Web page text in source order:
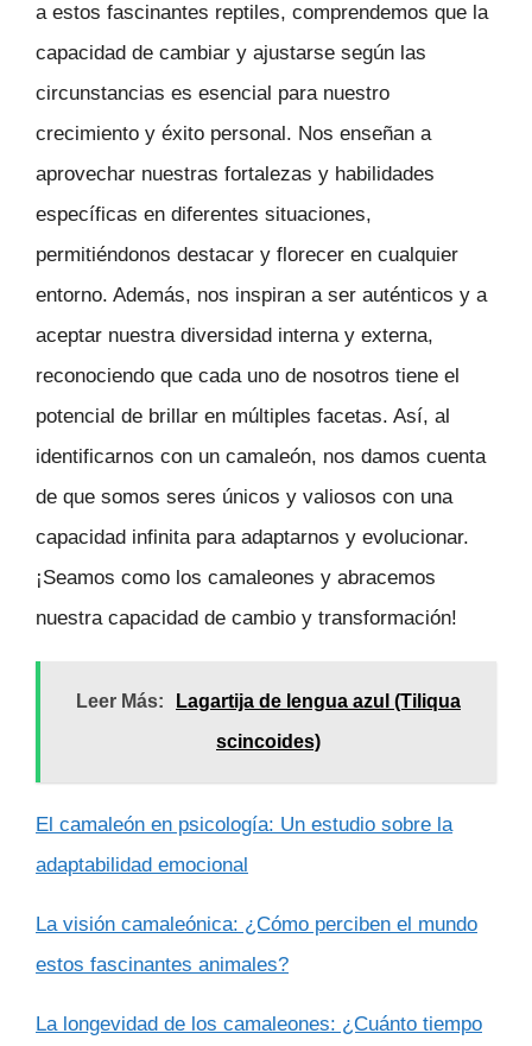
a estos fascinantes reptiles, comprendemos que la
capacidad de cambiar y ajustarse según las
circunstancias es esencial para nuestro
crecimiento y éxito personal. Nos enseñan a
aprovechar nuestras fortalezas y habilidades
específicas en diferentes situaciones,
permitiéndonos destacar y florecer en cualquier
entorno. Además, nos inspiran a ser auténticos y a
aceptar nuestra diversidad interna y externa,
reconociendo que cada uno de nosotros tiene el
potencial de brillar en múltiples facetas. Así, al
identificarnos con un camaleón, nos damos cuenta
de que somos seres únicos y valiosos con una
capacidad infinita para adaptarnos y evolucionar.
¡Seamos como los camaleones y abracemos
nuestra capacidad de cambio y transformación!
Leer Más:
Lagartija de lengua azul (Tiliqua
scincoides)
El camaleón en psicología: Un estudio sobre la
adaptabilidad emocional
La visión camaleónica: ¿Cómo perciben el mundo
estos fascinantes animales?
La longevidad de los camaleones: ¿Cuánto tiempo